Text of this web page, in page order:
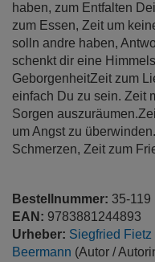
haben, zum Entfalten
zum Essen, Zeit um
solln andre haben,
schenkt dir eine
GeborgenheitZeit zum
einfach Du zu sein. Zeit
Sorgen
um Angst zu
Schmerzen, Zeit zum
Bestellnummer: 35-119
EAN: 9783881244893
Urheber: Siegfried Fietz
Beermann (Autor /